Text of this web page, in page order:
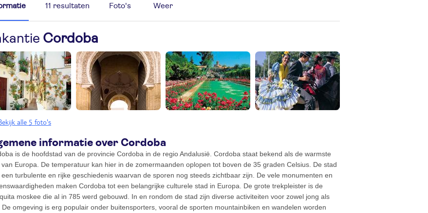
11 resultaten Foto's Weer
Cordoba
alle 5 foto's
informatie over Cordoba
is de hoofdstad van de provincie Cordoba in de regio Andalusië. Cordoba staat bekend als de warmste
van Europa. De temperatuur kan hier in de zomermaanden oplopen tot boven de 35 graden Celsius. De stad
een turbulente en rijke geschiedenis waarvan de sporen nog steeds zichtbaar zijn. De vele monumenten en
maken Cordoba tot een belangrijke culturele stad in Europa. De grote trekpleister is de
moskee die al in 785 werd gebouwd. In en rondom de stad zijn diverse activiteiten voor zowel jong als
De omgeving is erg populair onder buitensporters, vooral de sporten mountainbiken en wandelen worden